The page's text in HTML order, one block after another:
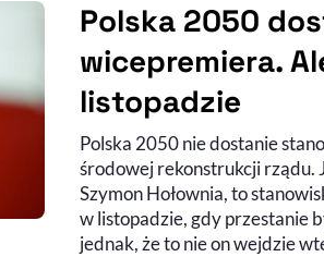
Polska 2050
wicepremiera.
listopadzie
Polska 2050 nie dostanie
środowej rekonstrukcji rządu.
Szymon Hołownia, to
w listopadzie, gdy przestanie
jednak, że to nie on wejdzie